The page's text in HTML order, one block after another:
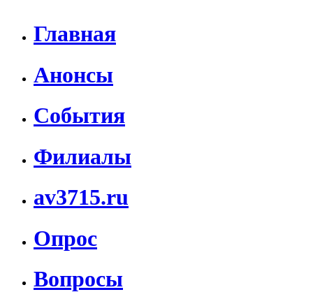
Главная
Анонсы
События
Филиалы
av3715.ru
Опрос
Вопросы